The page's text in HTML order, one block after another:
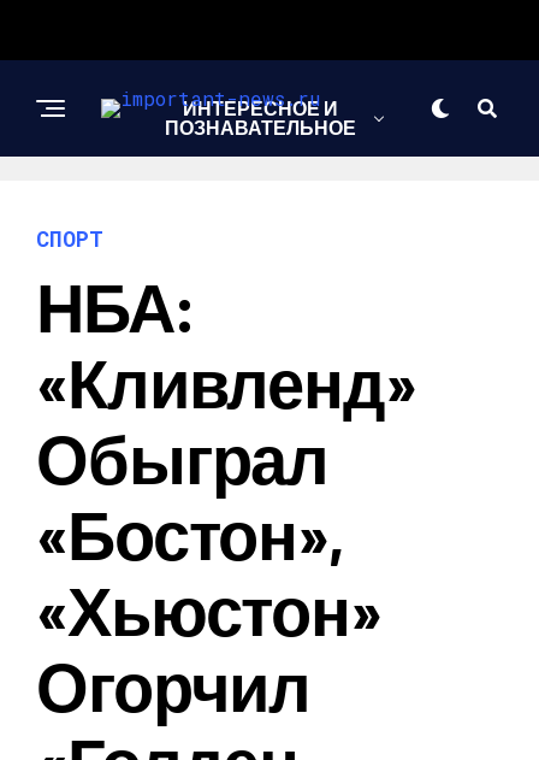
ИНТЕРЕСНОЕ И
ПОЗНАВАТЕЛЬНОЕ
СПОРТ
НБА:
«Кливленд»
Обыграл
«Бостон»,
«Хьюстон»
Огорчил